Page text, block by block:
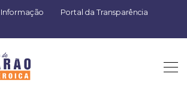
Informação
Portal da Transparência